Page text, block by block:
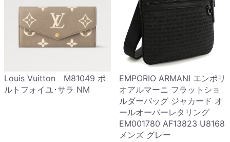
Louis Vuitton M81049 ポ
ルトフォイユ･サラ NM
EMPORIO ARMANI エンポリ
オアルマーニ フラットショ
ルダーバッグ ジャカード オ
ールオーバーレタリング
EM001780 AF13823 U8168
メンズ グレー